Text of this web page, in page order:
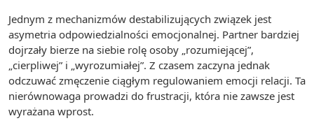
Jednym z mechanizmów destabilizujących związek jest
asymetria odpowiedzialności emocjonalnej. Partner bardziej
dojrzały bierze na siebie rolę osoby „rozumiejącej”,
„cierpliwej” i „wyrozumiałej”. Z czasem zaczyna jednak
odczuwać zmęczenie ciągłym regulowaniem emocji relacji. Ta
nierównowaga prowadzi do frustracji, która nie zawsze jest
wyrażana wprost.